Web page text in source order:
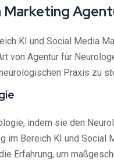
Marketing
KI und Social Media
Agentur für
Praxis zu
indem sie den
Bereich KI und
Erfahrung, um